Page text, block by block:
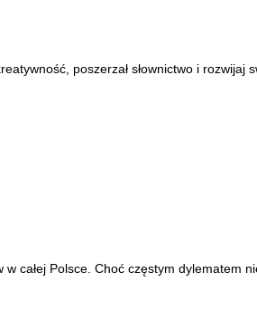
poszerzał słownictwo i rozwijaj
całej Polsce. Choć częstym dylematem